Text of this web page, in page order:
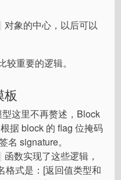
对象的中心，以后可以
较重要的逻辑。
这里不再赘述，Block
据 block 的 flag 位掩码
名 signature。
函数实现了这些逻辑，
格式是：[返回值类型和